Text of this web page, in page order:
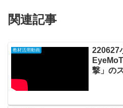
関連記事
教材活用動画
220627
撃」の